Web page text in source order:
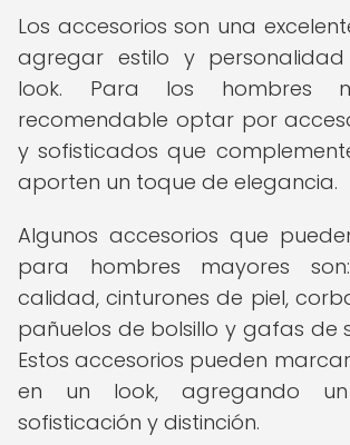
Los accesorios son una
agregar estilo y
look. Para los hombres
recomendable optar por
y sofisticados que
aporten un toque de elegancia.
Algunos accesorios que
para hombres mayores
calidad, cinturones de piel,
pañuelos de bolsillo y gafas de
Estos accesorios pueden
en un look, agregando
sofisticación y distinción.